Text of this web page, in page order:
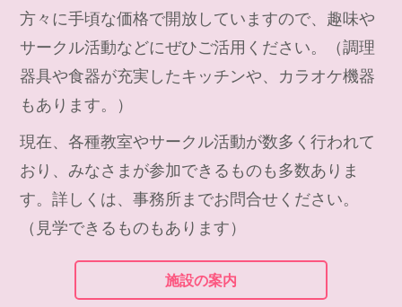
方々に手頃な価格で開放していますので、趣味や
サークル活動などにぜひご活用ください。（調理
器具や食器が充実したキッチンや、カラオケ機器
もあります。）
現在、各種教室やサークル活動が数多く行われて
おり、みなさまが参加できるものも多数ありま
す。詳しくは、事務所までお問合せください。
（見学できるものもあります）
施設の案内